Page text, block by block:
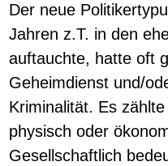
Der neue
Jahren z.T. in den
auftauchte, hatte oft
Geheimdienst und/
Kriminalität. Es
physisch oder
Gesellschaftlich